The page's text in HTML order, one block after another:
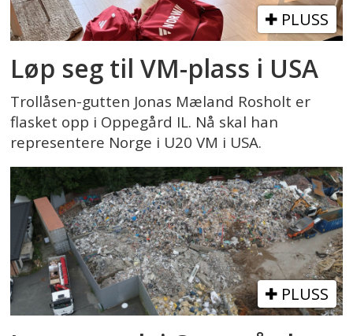
PLUSS
Løp seg til VM-plass i USA
Trollåsen-gutten Jonas Mæland Rosholt er
flasket opp i Oppegård IL. Nå skal han
representere Norge i U20 VM i USA.
PLUSS